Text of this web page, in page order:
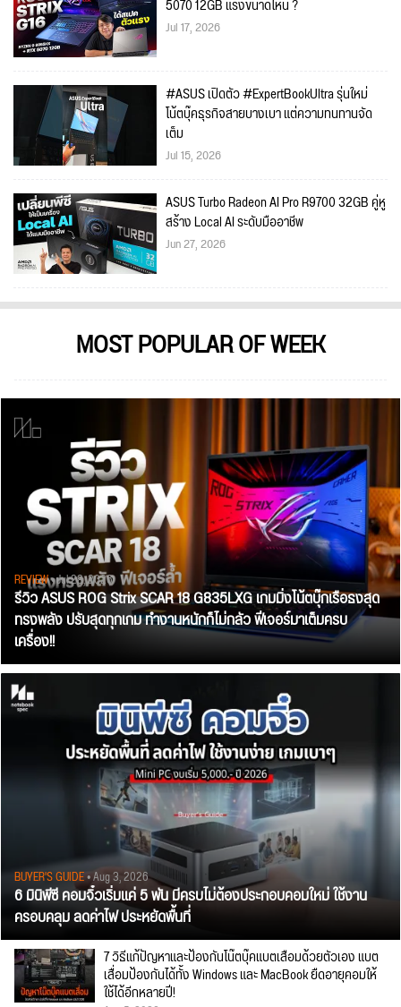
5070 12GB แรงขนาดไหน ?
Jul 17, 2026
#ASUS เปิดตัว #ExpertBookUltra รุ่นใหม่
โน้ตบุ๊คธุรกิจสายบางเบา แต่ความทนทานจัด
เต็ม
Jul 15, 2026
ASUS Turbo Radeon AI Pro R9700 32GB คู่หู
สร้าง Local AI ระดับมืออาชีพ
Jun 27, 2026
MOST POPULAR OF WEEK
REVIEW• Jul 28, 2026
รีวิว ASUS ROG Strix SCAR 18 G835LXG เกมมิ่งโน้ตบุ๊กเรือธงสุด
ทรงพลัง ปรับสุดทุกเกม ทำงานหนักก็ไม่กลัว ฟีเจอร์มาเต็มครบ
เครื่อง!!
BUYER'S GUIDE• Aug 3, 2026
6 มินิพีซี คอมจิ๋วเริ่มแค่ 5 พัน มีครบไม่ต้องประกอบคอมใหม่ ใช้งาน
ครอบคลุม ลดค่าไฟ ประหยัดพื้นที่
7 วิธีแก้ปัญหาและป้องกันโน๊ตบุ๊คแบตเสื่อมด้วยตัวเอง แบต
เสื่อมป้องกันได้ทั้ง Windows และ MacBook ยืดอายุคอมให้
ใช้ได้อีกหลายปี!